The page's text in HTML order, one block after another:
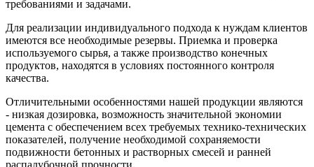
требованиями и задачами.
Для реализации индивидуального подхода к нуждам клиентов
имеются все необходимые резервы. Приемка и проверка
используемого сырья, а также производство конечных
продуктов, находятся в условиях постоянного контроля
качества.
Отличительными особенностями нашей продукции являются
- низкая дозировка, возможность значительной экономии
цемента с обеспечением всех требуемых технико-технических
показателей, получение необходимой сохраняемости
подвижности бетонных и растворных смесей и ранней
распалубочной прочности.